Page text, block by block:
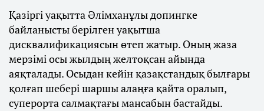
Қазіргі уақытта Әлімханұлы допингке
байланысты берілген уақытша
дисквалификациясын өтеп жатыр. Оның жаза
мерзімі осы жылдың желтоқсан айында
аяқталады. Осыдан кейін қазақстандық былғары
қолғап шебері шаршы алаңға қайта оралып,
суперорта салмақтағы мансабын бастайды.